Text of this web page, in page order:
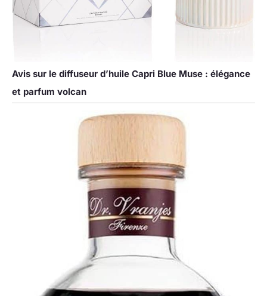
Avis sur le diffuseur d’huile Capri Blue Muse : élégance
et parfum volcan